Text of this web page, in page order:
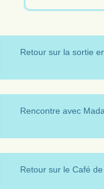
Retour sur la sortie
Rencontre avec
Retour sur le Café